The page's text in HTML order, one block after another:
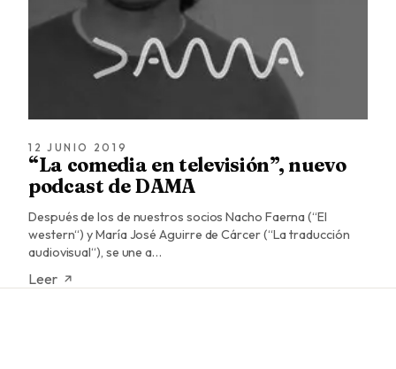
12 JUNIO 2019
“La comedia en televisión”, nuevo
podcast de DAMA
Después de los de nuestros socios Nacho Faerna (“El
western“) y María José Aguirre de Cárcer (“La traducción
audiovisual“), se une a…
Leer